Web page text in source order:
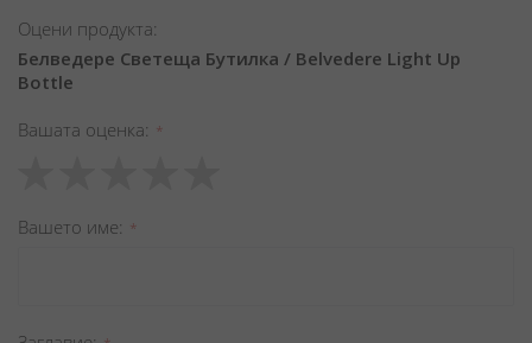
Оцени продукта:
Белведере Светеща Бутилка / Belvedere Light Up
Bottle
Вашата оценка
star
stars
stars
stars
stars
Вашето име